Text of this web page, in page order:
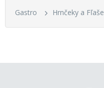
Gastro Hrnčeky a Fľaše